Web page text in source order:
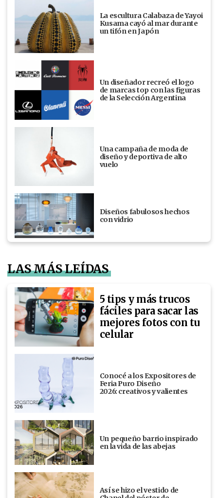
La escultura Calabaza de Yayoi
Kusama cayó al mar durante
un tifón en Japón
Un diseñador recreó el logo
de marcas top con las figuras
de la Selección Argentina
Una campaña de moda de
diseño y deportiva de alto
vuelo
Diseños fabulosos hechos
con vidrio
LAS MÁS LEÍDAS
5 tips y más trucos
fáciles para sacar las
mejores fotos con tu
celular
Conocé a los Expositores de
Feria Puro Diseño
2026: creativos y valientes
Un pequeño barrio inspirado
en la vida de las abejas
Así se hizo el vestido de